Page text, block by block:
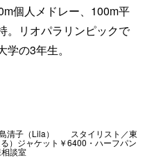
個人メドレー、100m平
。リオパラリンピックで
の3年生。
清子（Lila） スタイリスト／東
ャケット￥6400・ハーフパン
談室